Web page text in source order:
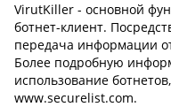
VirutKiller - основной
ботнет-клиент.
передача информации
Более подробную
использование
www.securelist.com.